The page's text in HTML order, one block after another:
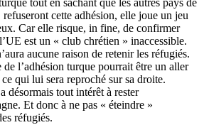
tout en sachant que les autres pays de
refuseront cette adhésion, elle joue un jeu
Car elle risque, in fine, de confirmer
est un « club chrétien » inaccessible.
aucune raison de retenir les réfugiés.
l’adhésion turque pourrait être un aller
qui lui sera reproché sur sa droite.
désormais tout intérêt à rester
Et donc à ne pas « éteindre »
réfugiés.